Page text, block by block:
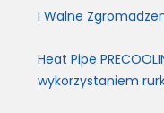
I Walne
Heat Pipe
wykorzystaniem